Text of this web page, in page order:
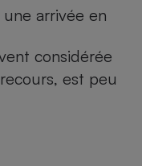
arrivée en
considérée
est peu